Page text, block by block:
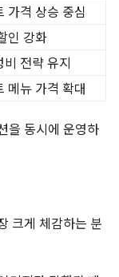
가격 상승 중심
인 강화
비 전략 유지
메뉴 가격 확대
을 동시에 운영하
크게 체감하는 분